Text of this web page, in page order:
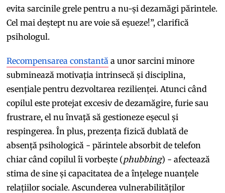
evita sarcinile grele pentru a nu-și dezamăgi părintele.
Cel mai deștept nu are voie să eșueze!”, clarifică
psihologul.
Recompensarea constantă a unor sarcini minore
subminează motivația intrinsecă și disciplina,
esențiale pentru dezvoltarea rezilienței. Atunci când
copilul este protejat excesiv de dezamăgire, furie sau
frustrare, el nu învață să gestioneze eșecul și
respingerea. În plus, prezența fizică dublată de
absență psihologică - părintele absorbit de telefon
chiar când copilul îi vorbește (phubbing) - afectează
stima de sine și capacitatea de a înțelege nuanțele
relațiilor sociale. Ascunderea vulnerabilităților